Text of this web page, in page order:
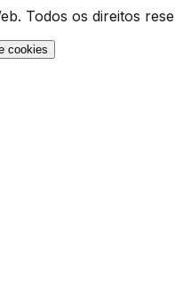
Todos os direitos
cookies